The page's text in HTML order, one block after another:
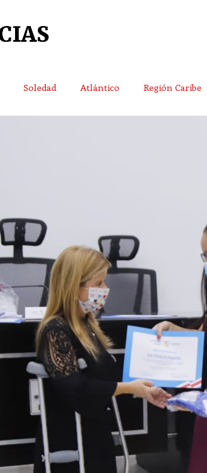
Soledad Atlántico Región Caribe